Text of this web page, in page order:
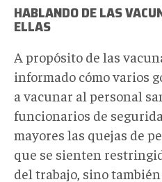
HABLANDO DE LAS
ELLAS
A propósito de las
informado cómo varios
a vacunar al personal
funcionarios de
mayores las quejas de
que se sienten
del trabajo, sino